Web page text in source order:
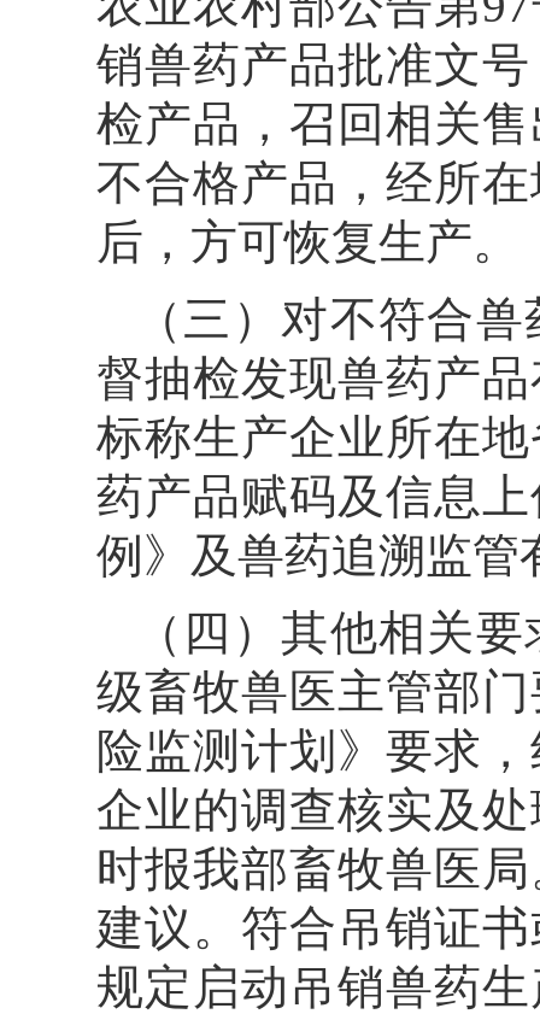
销兽药产品批准文
检产品，召回相关
不合格产品，经所
后，方可恢复生产。
（三）对不符合
督抽检发现兽药产
标称生产企业所在
药产品赋码及信息
例》及兽药追溯监管
（四）其他相关
级畜牧兽医主管部
险监测计划》要求
企业的调查核实及
时报我部畜牧兽医
建议。符合吊销证
规定启动吊销兽药